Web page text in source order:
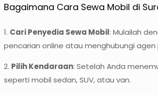
Bagaimana Cara Sewa Mobil di
1. Cari Penyedia Sewa Mobil: Mulailah
pencarian online atau menghubungi
2. Pilih Kendaraan: Setelah Anda
seperti mobil sedan, SUV, atau van.